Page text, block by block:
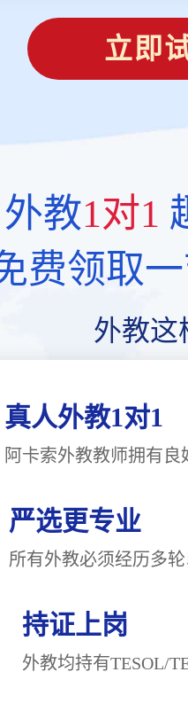
立即
外教1对1
费领取
外教这
真人外教1对1
阿卡索外教教师拥有
严选更专业
所有外教必须经历
持证上岗
外教均持有